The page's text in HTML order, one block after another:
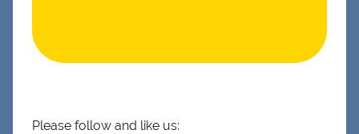
Please follow and like us: